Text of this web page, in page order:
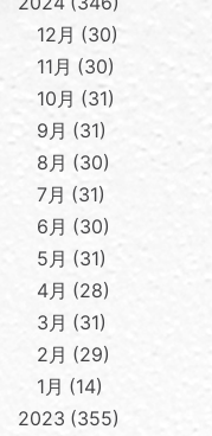
12月
30
11月
30
10月
31
9月
31
8月
30
7月
31
6月
30
5月
31
4月
28
3月
31
2月
29
1月
14
2023 355